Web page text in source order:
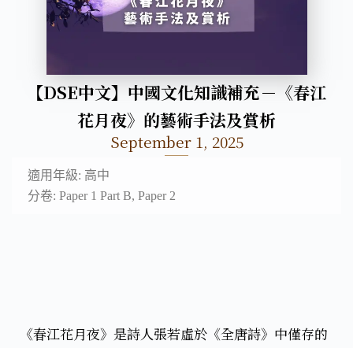
【DSE中文】中國文化知識補充－《春江
花月夜》的藝術手法及賞析
September 1, 2025
適用年級: 高中
分卷: Paper 1 Part B, Paper 2
《春江花月夜》是詩人張若虛於《全唐詩》中僅存的